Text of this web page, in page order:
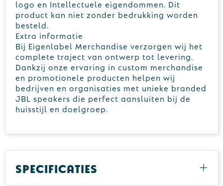
logo en Intellectuele eigendommen. Dit
product kan niet zonder bedrukking worden
besteld.
Extra informatie
Bij Eigenlabel Merchandise verzorgen wij het
complete traject van ontwerp tot levering.
Dankzij onze ervaring in custom merchandise
en promotionele producten helpen wij
bedrijven en organisaties met unieke branded
JBL speakers die perfect aansluiten bij de
huisstijl en doelgroep.
Specificaties